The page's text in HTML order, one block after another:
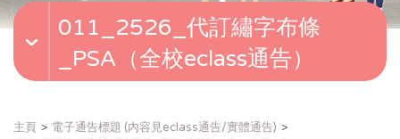
v
011_2526_代訂繡字布條
_PSA（全校eclass通告）
主頁
電子通告標題 (內容見eclass通告/實體通告)